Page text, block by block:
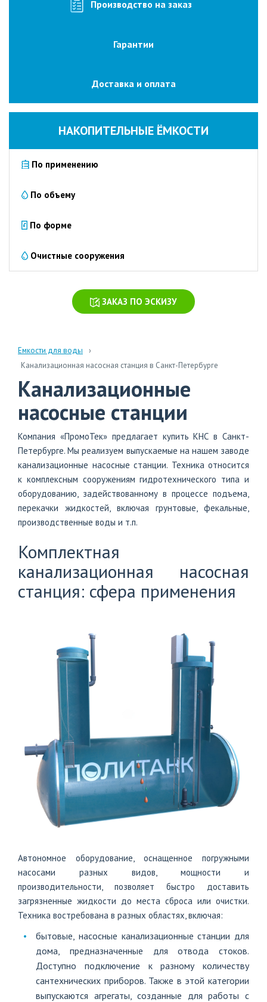
Очистка
вод
сточных
вод
химических
и
Очистка
навозных
бытовых
сточных
info@polytank.ru
+7
(812)
83-
Производство на заказ
Гарантии
Доставка и оплата
НАКОПИТЕЛЬНЫЕ ЁМКОСТИ
По применению
По объему
По форме
Очистные сооружения
ЗАКАЗ ПО ЭСКИЗУ
Емкости для воды
Канализационная насосная станция в Санкт-Петербурге
Канализационные
насосные станции
Компания «ПромоТек» предлагает купить КНС в Санкт-
Петербурге. Мы реализуем выпускаемые на нашем заводе
канализационные насосные станции. Техника относится
к комплексным сооружениям гидротехнического типа и
оборудованию, задействованному в процессе подъема,
перекачки жидкостей, включая грунтовые, фекальные,
производственные воды и т.п.
Комплектная
канализационная насосная
станция: сфера применения
Автономное оборудование, оснащенное погружными
насосами разных видов, мощности и
производительности, позволяет быстро доставить
загрязненные жидкости до места сброса или очистки.
Техника востребована в разных областях, включая:
бытовые, насосные канализационные станции для
дома, предназначенные для отвода стоков.
Доступно подключение к разному количеству
сантехнических приборов. Также в этой категории
выпускаются агрегаты, созданные для работы с